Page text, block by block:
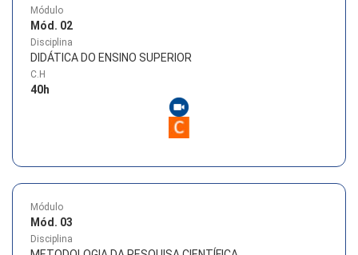
Módulo
Mód. 02
Disciplina
DIDÁTICA DO ENSINO SUPERIOR
C.H
40h
Módulo
Mód. 03
Disciplina